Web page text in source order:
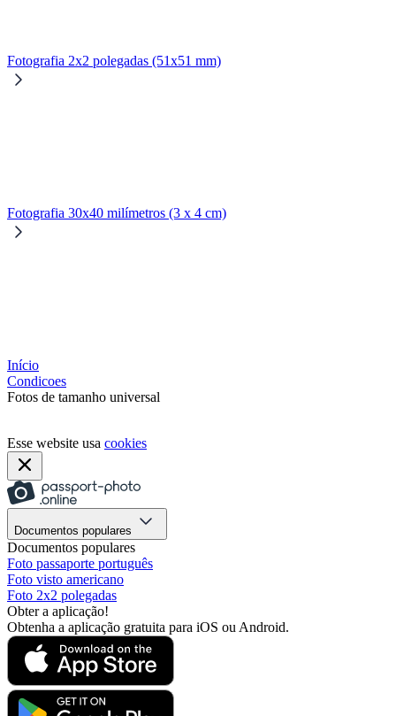
Fotografia 2x2 polegadas (51x51 mm)
Fotografia 30x40 milímetros (3 x 4 cm)
Início
Condicoes
Fotos de tamanho universal
Esse website usa cookies
Documentos populares
Documentos populares
Foto passaporte português
Foto visto americano
Foto 2x2 polegadas
Obter a aplicação!
Obtenha a aplicação gratuita para iOS ou Android.